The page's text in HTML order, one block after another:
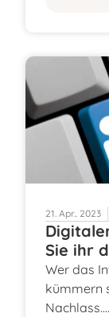
21. Apr.. 2023
Sie ihr
Wer das
kümmern
Nachlass.…